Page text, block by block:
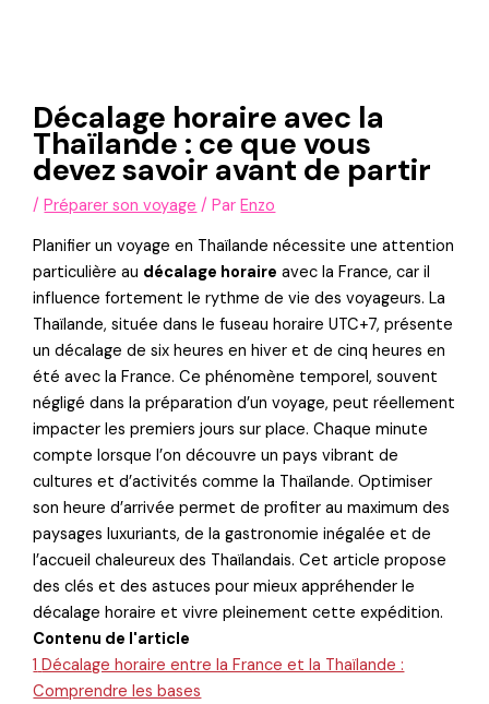
Décalage horaire avec la
Thaïlande : ce que vous
devez savoir avant de partir
/Préparer son voyage / ParEnzo
Planifier un voyage en Thaïlande nécessite une attention
particulière au décalage horaire avec la France, car il
influence fortement le rythme de vie des voyageurs. La
Thaïlande, située dans le fuseau horaire UTC+7, présente
un décalage de six heures en hiver et de cinq heures en
été avec la France. Ce phénomène temporel, souvent
négligé dans la préparation d’un voyage, peut réellement
impacter les premiers jours sur place. Chaque minute
compte lorsque l’on découvre un pays vibrant de
cultures et d’activités comme la Thaïlande. Optimiser
son heure d’arrivée permet de profiter au maximum des
paysages luxuriants, de la gastronomie inégalée et de
l’accueil chaleureux des Thaïlandais. Cet article propose
des clés et des astuces pour mieux appréhender le
décalage horaire et vivre pleinement cette expédition.
Contenu de l'article
1 Décalage horaire entre la France et la Thaïlande :
Comprendre les bases